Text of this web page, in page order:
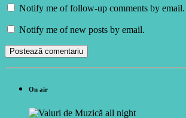
Notify me of follow-up comments by email.
Notify me of new posts by email.
On air